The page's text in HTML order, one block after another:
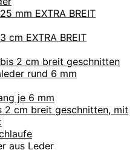
mm EXTRA BREIT
cm EXTRA BREIT
2 cm breit geschnitten
rund 6 mm
je 6 mm
2 cm breit geschnitten, mit
aus Leder